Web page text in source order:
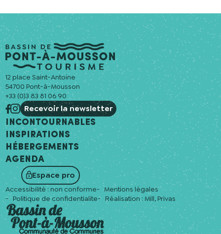
12 place Saint-Antoine
54700 Pont-à-Mousson
+33 (0)3 83 81 06 90
Recevoir la newsletter
Incontournables
Inspirations
Hébergements
Agenda
Espace pro
Accessibilité : non conforme
Mentions légales
Politique de confidentialite
Réalisation : Mill, Privas